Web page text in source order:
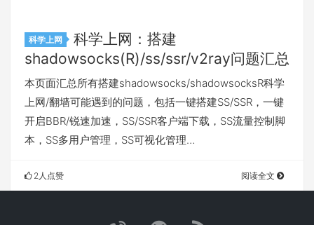
科学上网
科学上网：搭建
shadowsocks(R)/ss/ssr/v2ray问题汇总
本页面汇总所有搭建shadowsocks/shadowsocksR科学
上网/翻墙可能遇到的问题，包括一键搭建SS/SSR，一键
开启BBR/锐速加速，SS/SSR客户端下载，SS流量控制脚
本，SS多用户管理，SS可视化管理…
2人点赞 阅读全文